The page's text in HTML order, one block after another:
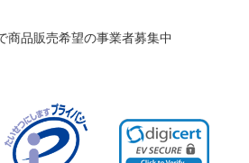
商品販売希望の事業者募集中